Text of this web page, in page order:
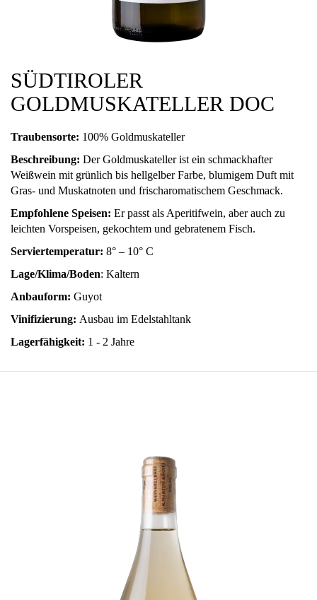
SÜDTIROLER
GOLDMUSKATELLER DOC
Traubensorte: 100% Goldmuskateller
Beschreibung: Der Goldmuskateller ist ein schmackhafter
Weißwein mit grünlich bis hellgelber Farbe, blumigem Duft mit
Gras- und Muskatnoten und frischaromatischem Geschmack.
Empfohlene Speisen: Er passt als Aperitifwein, aber auch zu
leichten Vorspeisen, gekochtem und gebratenem Fisch.
Serviertemperatur: 8° – 10° C
Lage/Klima/Boden: Kaltern
Anbauform: Guyot
Vinifizierung: Ausbau im Edelstahltank
Lagerfähigkeit: 1 - 2 Jahre